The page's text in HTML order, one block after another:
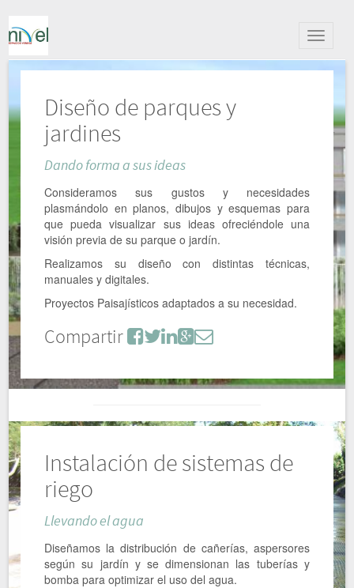
Alternar
Diseño de parques y
jardines
Dando forma a sus ideas
Consideramos sus gustos y necesidades
plasmándolo en planos, dibujos y esquemas para
que pueda visualizar sus ideas ofreciéndole una
visión previa de su parque o jardín.
Realizamos su diseño con distintas técnicas,
manuales y digitales.
Proyectos Paisajísticos adaptados a su necesidad.
Compartir
Instalación de sistemas de
riego
Llevando el agua
Diseñamos la distribución de cañerías, aspersores
según su jardín y se dimensionan las tuberías y
bomba para optimizar el uso del agua.